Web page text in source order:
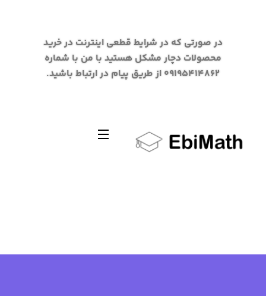
در صورتی که در شرایط قطعی اینترنت در خرید
محصولات دچار مشکل هستید با من با شماره
09195414862 از طریق پیام در ارتباط باشید.